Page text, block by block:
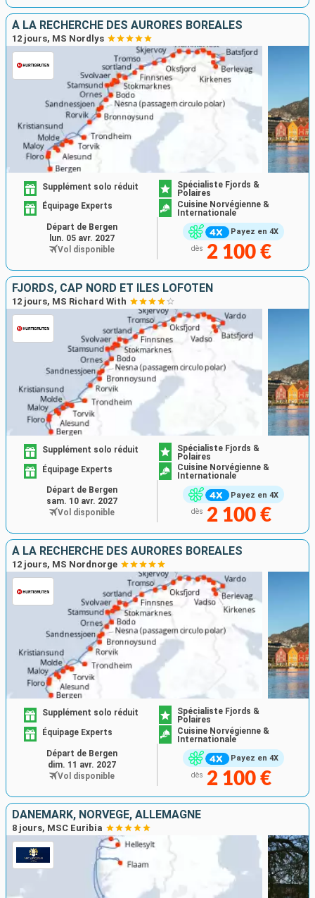
À LA RECHERCHE DES AURORES BORÉALES
12 jours, MS Nordlys
Payez en 4X
Supplément solo réduit
Spécialiste Fjords &
Polaires
Équipage Experts
Cuisine Norvégienne &
Internationale
dès 2 100 €
Départ de Bergen
lun. 05 avr. 2027
Vol disponible
FJORDS, CAP NORD ET ÎLES LOFOTEN
12 jours, MS Richard With
Payez en 4X
Supplément solo réduit
Spécialiste Fjords &
Polaires
Équipage Experts
Cuisine Norvégienne &
Internationale
dès 2 100 €
Départ de Bergen
sam. 10 avr. 2027
Vol disponible
À LA RECHERCHE DES AURORES BORÉALES
12 jours, MS Nordnorge
Payez en 4X
Supplément solo réduit
Spécialiste Fjords &
Polaires
Équipage Experts
Cuisine Norvégienne &
Internationale
dès 2 100 €
Départ de Bergen
dim. 11 avr. 2027
Vol disponible
DANEMARK, NORVÈGE, ALLEMAGNE
8 jours, MSC Euribia